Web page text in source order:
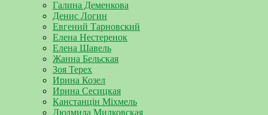
Галина Деменкова
Денис Логин
Евгений Тарновский
Елена Нестеренок
Елена Шавель
Жанна Бельская
Зоя Терех
Ирина Козел
Ирина Сесицкая
Канстанцін Міхмель
Людмила Милковская